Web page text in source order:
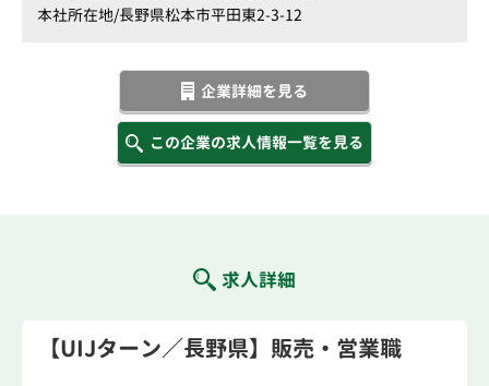
本社所在地/長野県松本市平田東2-3-12
企業詳細を見る
この企業の求人情報一覧を見る
求人詳細
【UIJターン／長野県】販売・営業職